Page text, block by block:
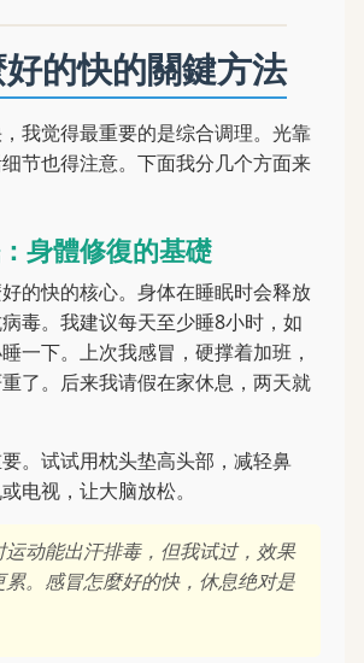
的快的關鍵方法
我觉得最重要的是综合调理。光靠
节也得注意。下面我分几个方面来
身體修復的基礎
的快的核心。身体在睡眠时会释放
毒。我建议每天至少睡8小时，如
一下。上次我感冒，硬撑着加班，
了。后来我请假在家休息，两天就
。试试用枕头垫高头部，减轻鼻
电视，让大脑放松。
动能出汗排毒，但我试过，效果
。感冒怎麼好的快，休息绝对是